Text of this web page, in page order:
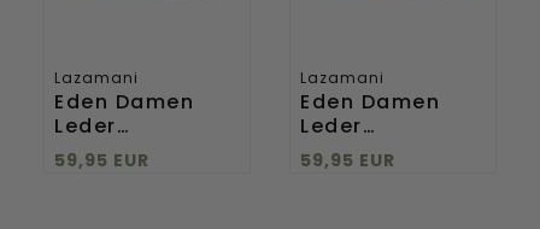
Lazamani
Eden Damen
Leder
Pantoletten Tan
59,95 EUR
Lazamani
Eden Damen
Leder
Pantoletten
Black
59,95 EUR